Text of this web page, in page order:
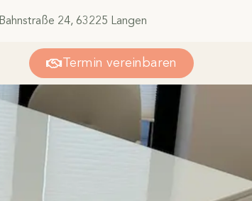
Bahnstraße 24, 63225 Langen
Termin vereinbaren